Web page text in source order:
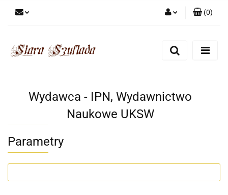
Zarejestruj się
(0)
Wydawca - IPN, Wydawnictwo
Naukowe UKSW
Parametry